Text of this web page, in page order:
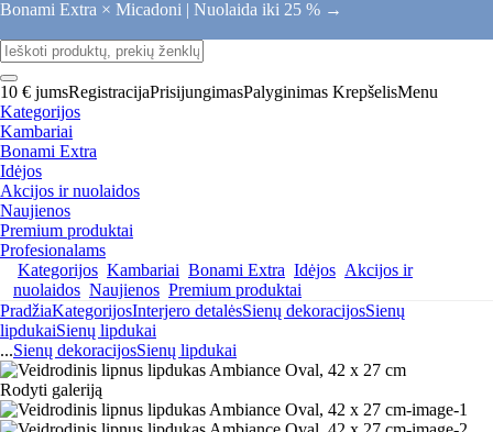
Bonami Extra × Micadoni | Nuolaida iki 25 % →
10 € jumsRegistracijaPrisijungimasPalyginimas KrepšelisMenu
Kategorijos
Kambariai
Bonami Extra
Idėjos
Akcijos ir nuolaidos
Naujienos
Premium produktai
Profesionalams
Kategorijos Kambariai Bonami Extra Idėjos Akcijos ir
nuolaidos Naujienos Premium produktai
PradžiaKategorijosInterjero detalėsSienų dekoracijosSienų
lipdukaiSienų lipdukai
...Sienų dekoracijosSienų lipdukai
Rodyti galeriją